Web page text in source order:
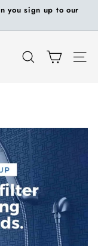
you sign up to our
BUSCAR